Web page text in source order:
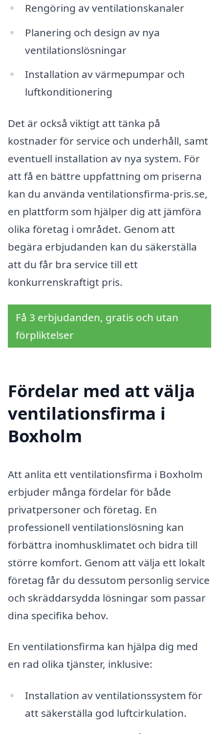
Rengöring av ventilationskanaler
Planering och design av nya
ventilationslösningar
Installation av värmepumpar och
luftkonditionering
Det är också viktigt att tänka på
kostnader för service och underhåll, samt
eventuell installation av nya system. För
att få en bättre uppfattning om priserna
kan du använda ventilationsfirma-pris.se,
en plattform som hjälper dig att jämföra
olika företag i området. Genom att
begära erbjudanden kan du säkerställa
att du får bra service till ett
konkurrenskraftigt pris.
Få 3 erbjudanden, gratis och utan
förpliktelser
Fördelar med att välja
ventilationsfirma i
Boxholm
Att anlita ett ventilationsfirma i Boxholm
erbjuder många fördelar för både
privatpersoner och företag. En
professionell ventilationslösning kan
förbättra inomhusklimatet och bidra till
större komfort. Genom att välja ett lokalt
företag får du dessutom personlig service
och skräddarsydda lösningar som passar
dina specifika behov.
En ventilationsfirma kan hjälpa dig med
en rad olika tjänster, inklusive:
Installation av ventilationssystem för
att säkerställa god luftcirkulation.